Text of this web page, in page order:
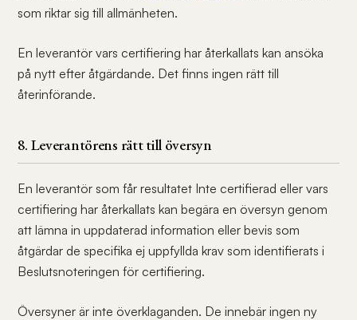
som riktar sig till allmänheten.
En leverantör vars certifiering har återkallats kan ansöka
på nytt efter åtgärdande. Det finns ingen rätt till
återinförande.
8. Leverantörens rätt till översyn
En leverantör som får resultatet Inte certifierad eller vars
certifiering har återkallats kan begära en översyn genom
att lämna in uppdaterad information eller bevis som
åtgärdar de specifika ej uppfyllda krav som identifierats i
Beslutsnoteringen för certifiering.
Översyner är inte överklaganden. De innebär ingen ny